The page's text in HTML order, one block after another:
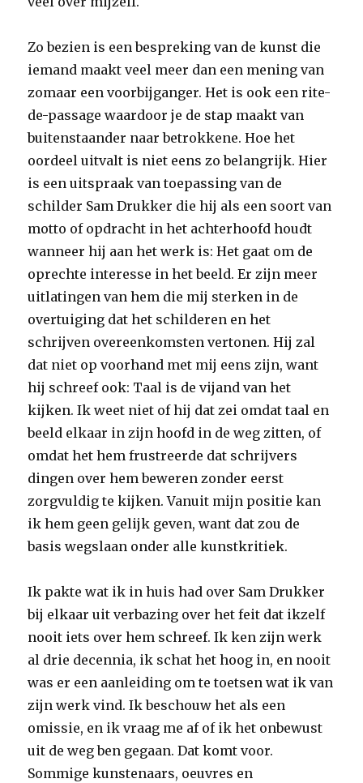
Zo bezien is een bespreking van de kunst die
iemand maakt veel meer dan een mening van
zomaar een voorbijganger. Het is ook een rite-
de-passage waardoor je de stap maakt van
buitenstaander naar betrokkene. Hoe het
oordeel uitvalt is niet eens zo belangrijk. Hier
is een uitspraak van toepassing van de
schilder Sam Drukker die hij als een soort van
motto of opdracht in het achterhoofd houdt
wanneer hij aan het werk is: Het gaat om de
oprechte interesse in het beeld. Er zijn meer
uitlatingen van hem die mij sterken in de
overtuiging dat het schilderen en het
schrijven overeenkomsten vertonen. Hij zal
dat niet op voorhand met mij eens zijn, want
hij schreef ook: Taal is de vijand van het
kijken. Ik weet niet of hij dat zei omdat taal en
beeld elkaar in zijn hoofd in de weg zitten, of
omdat het hem frustreerde dat schrijvers
dingen over hem beweren zonder eerst
zorgvuldig te kijken. Vanuit mijn positie kan
ik hem geen gelijk geven, want dat zou de
basis wegslaan onder alle kunstkritiek.
Ik pakte wat ik in huis had over Sam Drukker
bij elkaar uit verbazing over het feit dat ikzelf
nooit iets over hem schreef. Ik ken zijn werk
al drie decennia, ik schat het hoog in, en nooit
was er een aanleiding om te toetsen wat ik van
zijn werk vind. Ik beschouw het als een
omissie, en ik vraag me af of ik het onbewust
uit de weg ben gegaan. Dat komt voor.
Sommige kunstenaars, oeuvres en